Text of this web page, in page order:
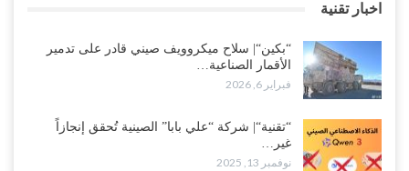
اخبار تقنية
“بكين“| سلاح ميكروويف صيني قادر على تدمير
الأقمار الصناعية…
فبراير 6, 2026
“تقنية“| شركة “علي بابا” الصينية تُحقق إنجازاً
غير…
نوفمبر 13, 2025